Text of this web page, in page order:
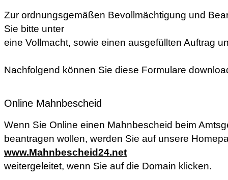
Zur ordnungsgemäßen Bevollmächtigung und
Sie bitte unter
eine Vollmacht, sowie einen ausgefüllten Auftrag
Nachfolgend können Sie diese Formulare
Online Mahnbescheid
Wenn Sie Online einen Mahnbescheid beim
beantragen wollen, werden Sie auf unsere
www.Mahnbescheid24.net
weitergeleitet, wenn Sie auf die Domain klicken.